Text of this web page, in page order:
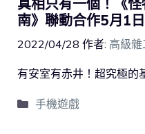
真相只有一個！《
南》聯動合作5月1
2022/04/28 作者: 高級
有安室有赤井！超究極的
手機遊戲